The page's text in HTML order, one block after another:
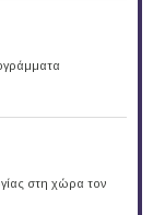
στη χώρα τον